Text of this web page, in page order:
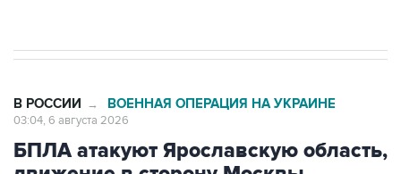
В РОССИИ → ВОЕННАЯ ОПЕРАЦИЯ НА УКРАИНЕ
03:04, 6 августа 2026
БПЛА атакуют Ярославскую область,